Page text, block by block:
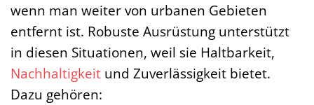
wenn man weiter von urbanen Gebieten
entfernt ist. Robuste Ausrüstung unterstützt
in diesen Situationen, weil sie Haltbarkeit,
Nachhaltigkeit und Zuverlässigkeit bietet.
Dazu gehören: